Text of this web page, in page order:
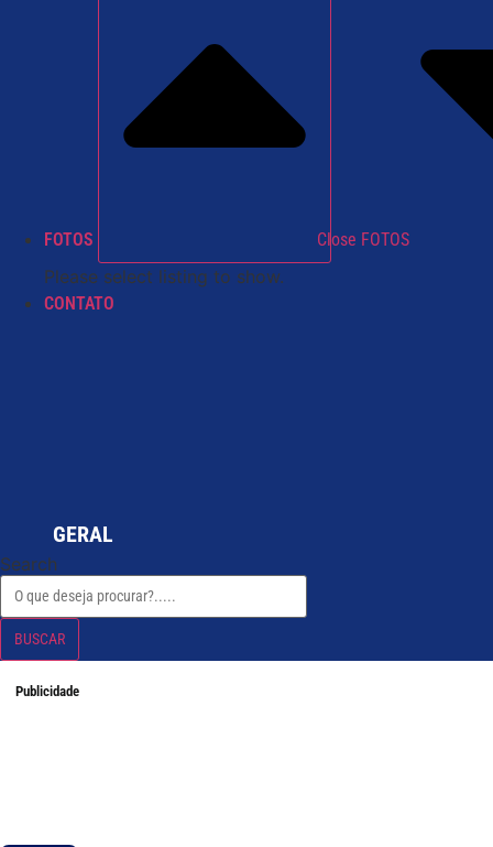
FOTOS Close FOTOS
Please select listing to show.
CONTATO
GERAL
Search
BUSCAR
Publicidade